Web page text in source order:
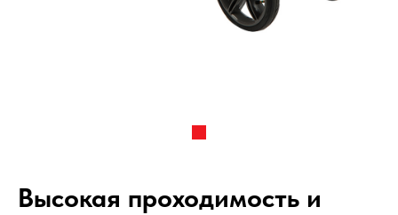
Высокая проходимость и